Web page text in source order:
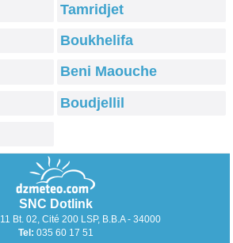
Tamridjet
Boukhelifa
Beni Maouche
Boudjellil
SNC Dotlink
11 Bt. 02, Cité 200 LSP, B.B.A - 34000
Tel: 035 60 17 51